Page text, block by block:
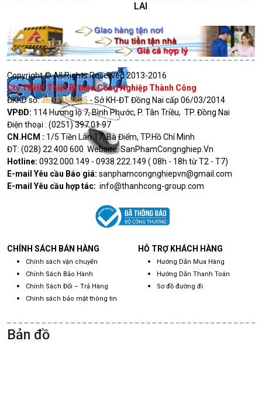
LAI
Copyright © All Rights Reserved 2013-2016
Cty TNHH Thiết Bị Điện Công Nghiệp Thành Công
ĐKKD số:3603153805 - Sở KH-ĐT Đồng Nai cấp 06/03/2014
VPĐD: 114 Hương lộ 7, Bình Phước, P. Tân Triều, TP. Đồng Nai
Điện thoại : (0251) 397 01 97
CN.HCM : 1/5 Tiền Lân 17, Bà Điểm, TP.Hồ Chí Minh
ĐT: (028) 22 400 600 Website: SanPhamCongnghiep.Vn
Hotline: 0932.000.149 - 0938.222.149 ( 08h - 18h từ T2 - T7)
E-mail Yêu cầu Báo giá: sanphamcongnghiepvn@gmail.com
E-mail Yêu cầu hợp tác: info@thanhcong-group.com
CHÍNH SÁCH BÁN HÀNG
Chính sách vận chuyển
Chính Sách Bảo Hành
Chính Sách Đổi – Trả Hàng
Chính sách bảo mật thông tin
HỖ TRỢ KHÁCH HÀNG
Hướng Dẫn Mua Hàng
Hướng Dẫn Thanh Toán
Sơ đồ đường đi
Bản đồ